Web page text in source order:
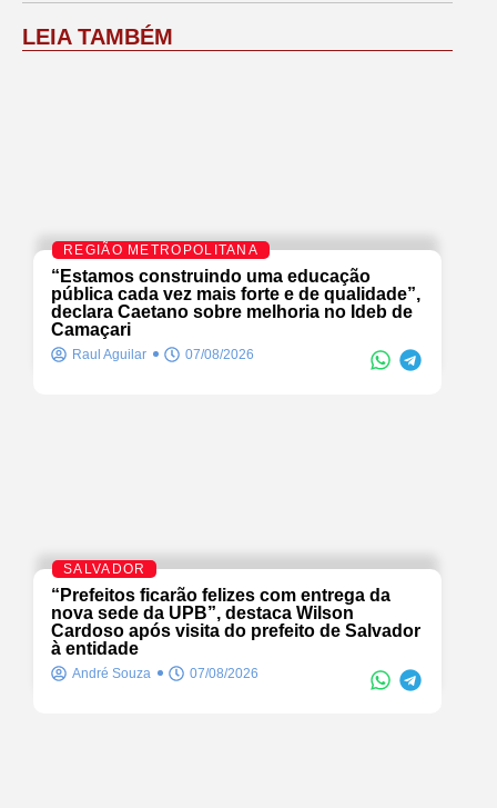
LEIA TAMBÉM
REGIÃO METROPOLITANA
“Estamos construindo uma educação
pública cada vez mais forte e de qualidade”,
declara Caetano sobre melhoria no Ideb de
Camaçari
Raul Aguilar 07/08/2026
SALVADOR
“Prefeitos ficarão felizes com entrega da
nova sede da UPB”, destaca Wilson
Cardoso após visita do prefeito de Salvador
à entidade
André Souza 07/08/2026